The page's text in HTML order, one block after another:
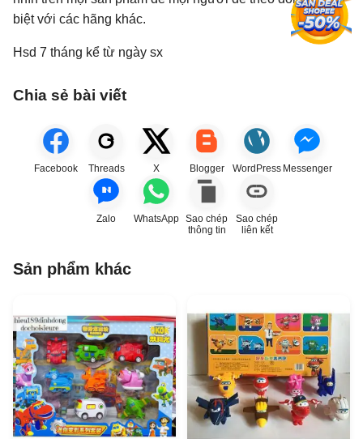
biệt với các hãng khác.
Hsd 7 tháng kể từ ngày sx
Chia sẻ bài viết
Facebook Threads X Blogger WordPress Messenger
Zalo WhatsApp Sao chép
thông tin
Sao chép
liên kết
Sản phẩm khác